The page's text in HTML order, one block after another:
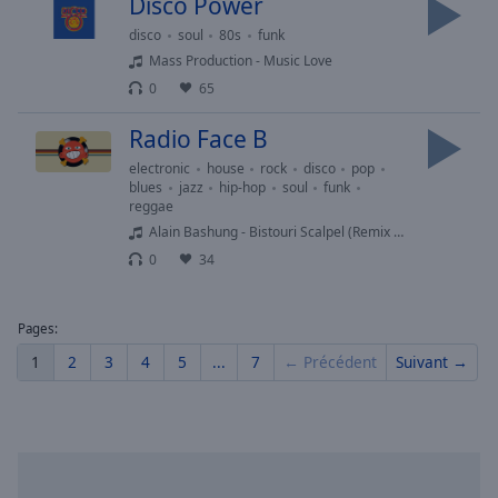
dialog
window.
disco soul 80s
funk
Mass Production - Music Love
0
65
Radio Face B
electronic house rock disco
pop
blues
jazz hip-hop soul
funk
reggae
Alain Bashung - Bistouri Scalpel (Remix 2022 - Version longue)
0
34
Pages:
1 2 3 4 5 ... 7 ← Précédent Suivant →